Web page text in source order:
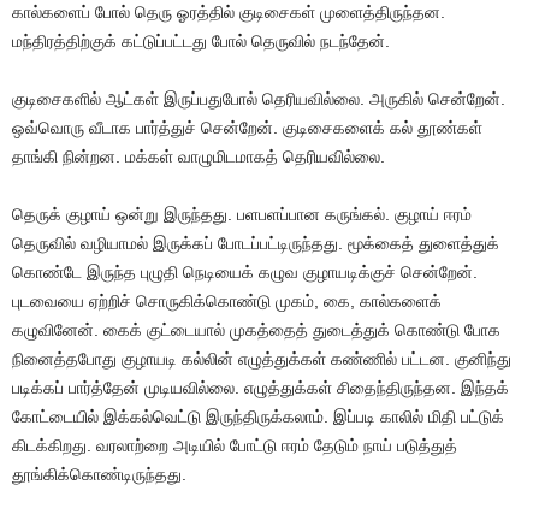
கால்களைப் போல் தெரு ஓரத்தில் குடிசைகள் முளைத்திருந்தன.
மந்திரத்திற்குக் கட்டுப்பட்டது போல் தெருவில் நடந்தேன்.
குடிசைகளில் ஆட்கள் இருப்பதுபோல் தெரியவில்லை. அருகில் சென்றேன்.
ஒவ்வொரு வீடாக பார்த்துச் சென்றேன். குடிசைகளைக் கல் தூண்கள்
தாங்கி நின்றன. மக்கள் வாழுமிடமாகத் தெரியவில்லை.
தெருக் குழாய் ஒன்று இருந்தது. பளபளப்பான கருங்கல். குழாய் ஈரம்
தெருவில் வழியாமல் இருக்கப் போடப்பட்டிருந்தது. மூக்கைத் துளைத்துக்
கொண்டே இருந்த புழுதி நெடியைக் கழுவ குழாயடிக்குச் சென்றேன்.
புடவையை ஏற்றிச் சொருகிக்கொண்டு முகம், கை, கால்களைக்
கழுவினேன். கைக் குட்டையால் முகத்தைத் துடைத்துக் கொண்டு போக
நினைத்தபோது குழாயடி கல்லின் எழுத்துக்கள் கண்ணில் பட்டன. குனிந்து
படிக்கப் பார்த்தேன் முடியவில்லை. எழுத்துக்கள் சிதைந்திருந்தன. இந்தக்
கோட்டையில் இக்கல்வெட்டு இருந்திருக்கலாம். இப்படி காலில் மிதி பட்டுக்
கிடக்கிறது. வரலாற்றை அடியில் போட்டு ஈரம் தேடும் நாய் படுத்துத்
தூங்கிக்கொண்டிருந்தது.